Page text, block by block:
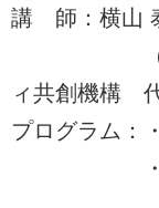
講 師：横山
（一社）
ィ共創機構
プログラム：
・仲間